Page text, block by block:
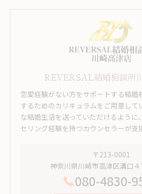
REVERSAL結婚相談所
恋愛経験がない方をサポートする結婚
するためのカリキュラムをご用意して
な結婚生活を送っていただけるように
セリング経験を持つカウンセラーが支
〒213-0001
神奈川県川崎市高津区溝口４
080-4830-